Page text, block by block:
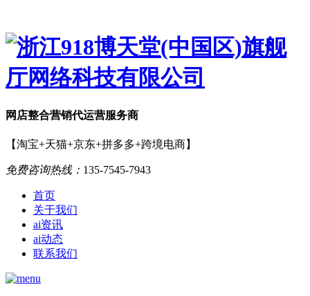
网店整合营销代运营服务商
【淘宝+天猫+京东+拼多多+跨境电商】
免费咨询热线： 135-7545-7943
首页
关于我们
ai资讯
ai动态
联系我们